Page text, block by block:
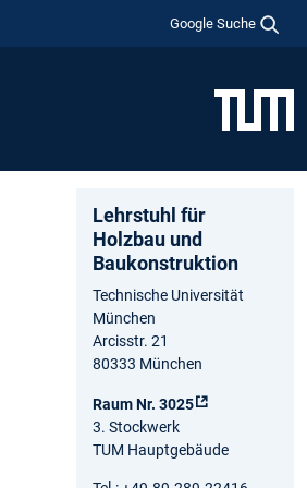
Google Suche
Lehrstuhl für
Holzbau und
Baukonstruktion
Technische Universität
München
Arcisstr. 21
80333 München
Raum Nr. 3025
3. Stockwerk
TUM Hauptgebäude